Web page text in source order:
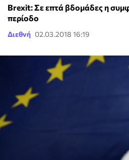
Brexit: Σε επτά βδομάδες η
περίοδο
Διεθνή 02.03.2018 16:19